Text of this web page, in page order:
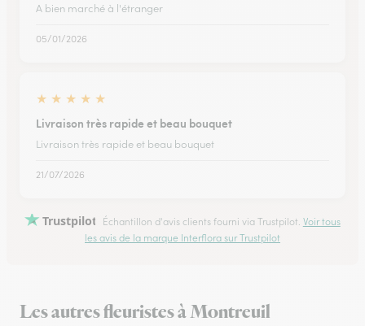
A bien marché à l'étranger
05/01/2026
★ ★ ★ ★ ★
Livraison très rapide et beau bouquet
Livraison très rapide et beau bouquet
21/07/2026
Trustpilot Échantillon d'avis clients fourni via Trustpilot. Voir tous
les avis de la marque Interflora sur Trustpilot
Les autres fleuristes à Montreuil